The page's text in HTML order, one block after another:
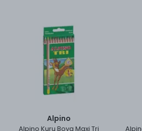
Alpino
Alpino Kuru Boya Maxi Tri